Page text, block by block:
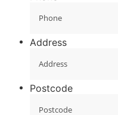
Address
Postcode